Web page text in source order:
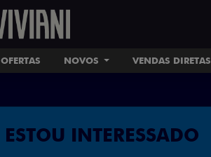
OFERTAS NOVOS VENDAS DIRETAS
ESTOU INTERESSADO